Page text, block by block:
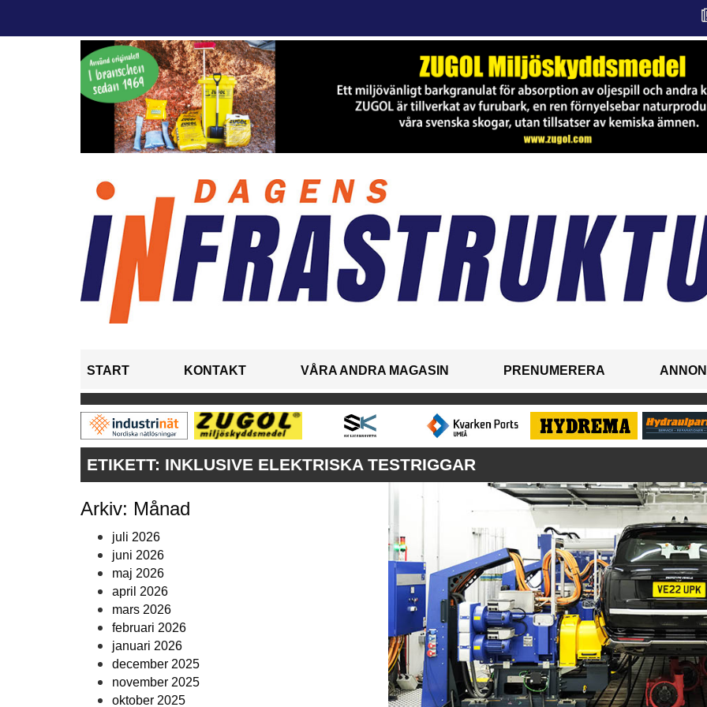
START KONTAKT VÅRA ANDRA MAGASIN PRENUMERERA
ETIKETT: INKLUSIVE ELEKTRISKA TESTRIGGAR
Arkiv: Månad
juli 2026
juni 2026
maj 2026
april 2026
mars 2026
februari 2026
januari 2026
december 2025
november 2025
oktober 2025